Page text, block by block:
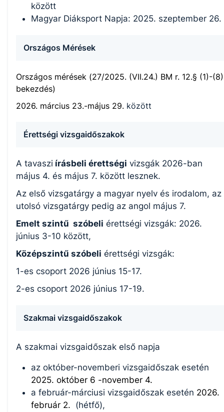
között
Magyar Diáksport Napja: 2025. szeptember 26.
Országos Mérések
Országos mérések (27/2025. (VII.24.) BM r. 12.§ (1)-(8)
bekezdés)
2026. március 23.-május 29. között
Érettségi vizsgaidőszakok
A tavaszi írásbeli érettségi vizsgák 2026-ban
május 4. és május 7. között lesznek.
Az első vizsgatárgy a magyar nyelv és irodalom, az
utolsó vizsgatárgy pedig az angol május 7.
Emelt szintű szóbeli érettségi vizsgák: 2026.
június 3-10 között,
Középszintű szóbeli érettségi vizsgák:
1-es csoport 2026 június 15-17.
2-es csoport 2026 június 17-19.
Szakmai vizsgaidőszakok
A szakmai vizsgaidőszak első napja
az október-novemberi vizsgaidőszak esetén
2025. október 6 -november 4.
a február-márciusi vizsgaidőszak esetén 2026.
február 2. (hétfő),